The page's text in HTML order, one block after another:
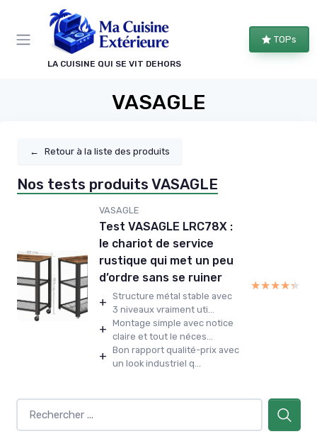
LA CUISINE QUI SE VIT DEHORS
TOPs
VASAGLE
← Retour à la liste des produits
Nos tests produits VASAGLE
VASAGLE
Test VASAGLE LRC78X :
le chariot de service
rustique qui met un peu
d’ordre sans se ruiner
+ Structure métal stable avec
3 niveaux vraiment uti...
+ Montage simple avec notice
claire et tout le néces...
+ Bon rapport qualité-prix avec
un look industriel q...
★★★★★
★★★★★
Panneau de gestion des cookies